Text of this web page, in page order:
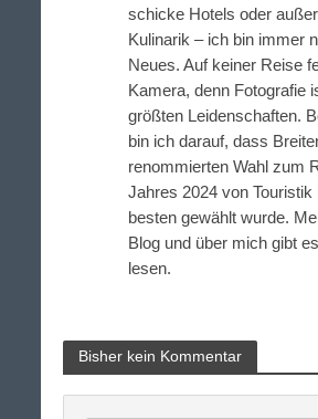
schicke Hotels oder
Kulinarik – ich bin immer
Neues. Auf keiner Reise
Kamera, denn Fotografie
größten Leidenschaften.
bin ich darauf, dass
renommierten Wahl zum
Jahres 2024 von Touristik
besten gewählt wurde.
Blog und über mich gibt es
lesen.
Bisher kein Kommentar